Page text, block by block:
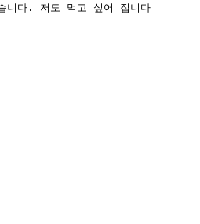
니다. 저도 먹고 싶어 집니다